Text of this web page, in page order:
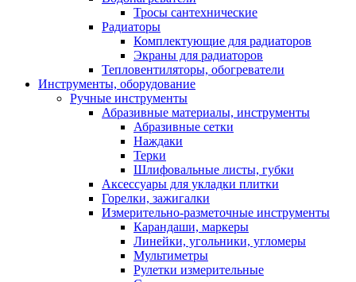
Тросы сантехнические
Радиаторы
Комплектующие для радиаторов
Экраны для радиаторов
Тепловентиляторы, обогреватели
Инструменты, оборудование
Ручные инструменты
Абразивные материалы, инструменты
Абразивные сетки
Наждаки
Терки
Шлифовальные листы, губки
Аксессуары для укладки плитки
Горелки, зажигалки
Измерительно-разметочные инструменты
Карандаши, маркеры
Линейки, угольники, угломеры
Мультиметры
Рулетки измерительные